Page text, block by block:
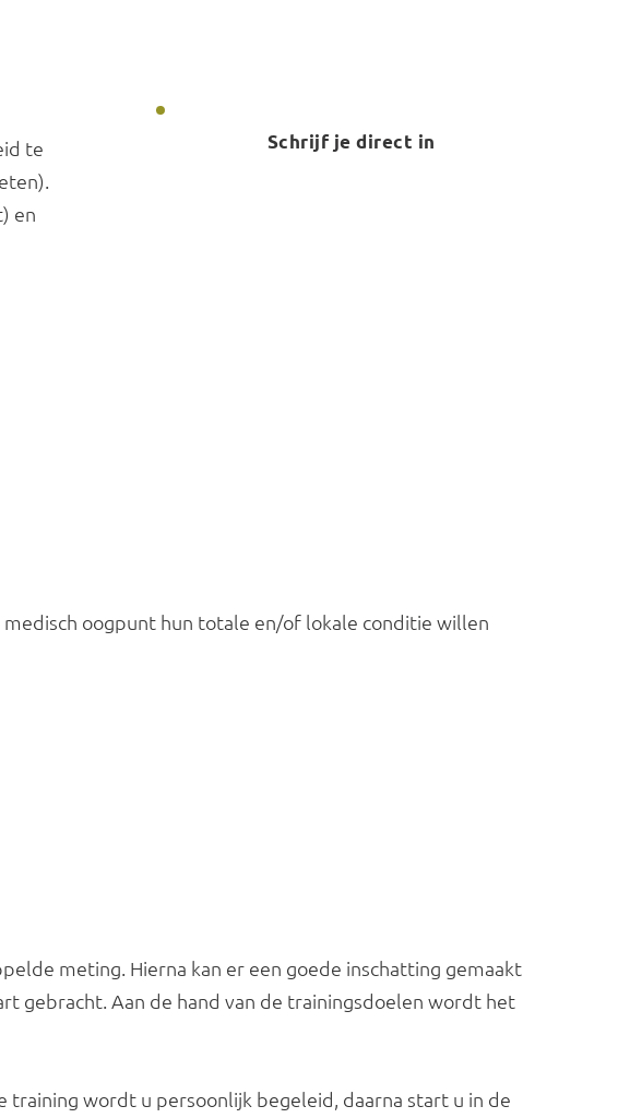
te
en
Schrijf je direct in
oogpunt hun totale en/of lokale conditie willen
meting. Hierna kan er een goede inschatting gemaakt
gebracht. Aan de hand van de trainingsdoelen wordt het
training wordt u persoonlijk begeleid, daarna start u in de